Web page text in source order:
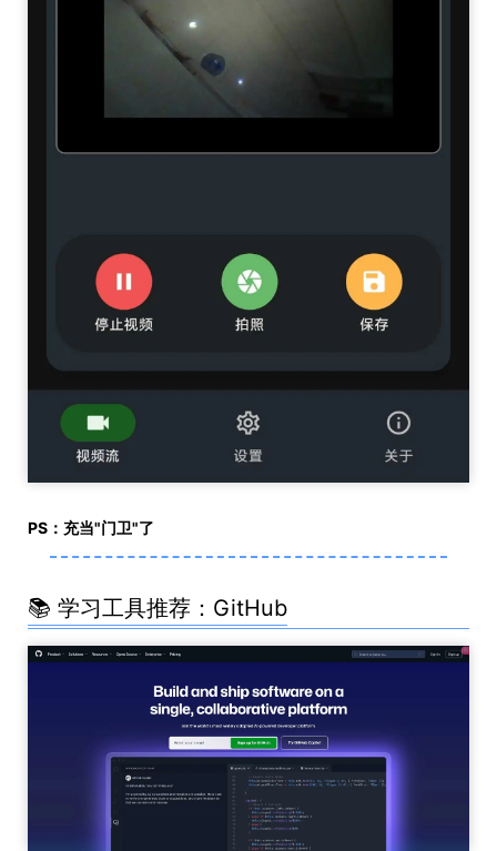
PS：充当"门卫"了
📚 学习工具推荐：GitHub